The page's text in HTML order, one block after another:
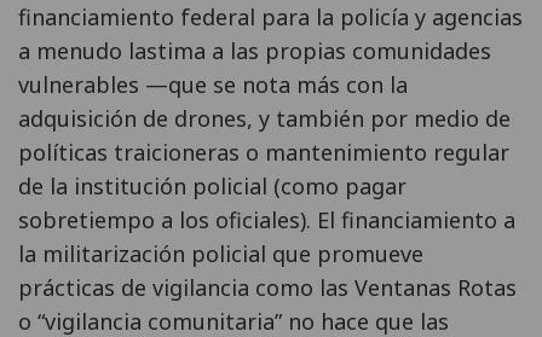
financiamiento federal para la policía y agencias
a menudo lastima a las propias comunidades
vulnerables —que se nota más con la
adquisición de drones, y también por medio de
políticas traicioneras o mantenimiento regular
de la institución policial (como pagar
sobretiempo a los oficiales). El financiamiento a
la militarización policial que promueve
prácticas de vigilancia como las Ventanas Rotas
o “vigilancia comunitaria” no hace que las